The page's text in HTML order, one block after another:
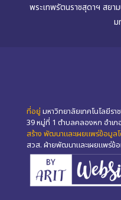
พระเทพรัตนราชสุดาฯ สยา
ม
ที่อยู่ มหาวิทยาลัยเทคโนโลยีร
39 หมู่ที่ 1 ตำบลคลองหก อำเ
สร้าง พัฒนาและเผยแพร่ข้อมูล
สวส. ฝ่ายพัฒนาและเผยแพร่ข้